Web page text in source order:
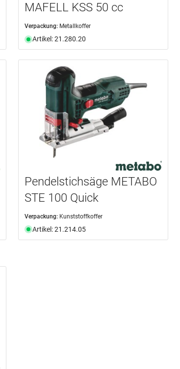
MAFELL KSS 50 cc
Verpackung: Metallkoffer
Artikel: 21.280.20
Pendelstichsäge METABO
STE 100 Quick
Verpackung: Kunststoffkoffer
Artikel: 21.214.05